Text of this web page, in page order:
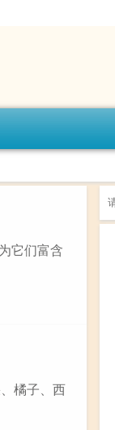
它们富含
橘子、西